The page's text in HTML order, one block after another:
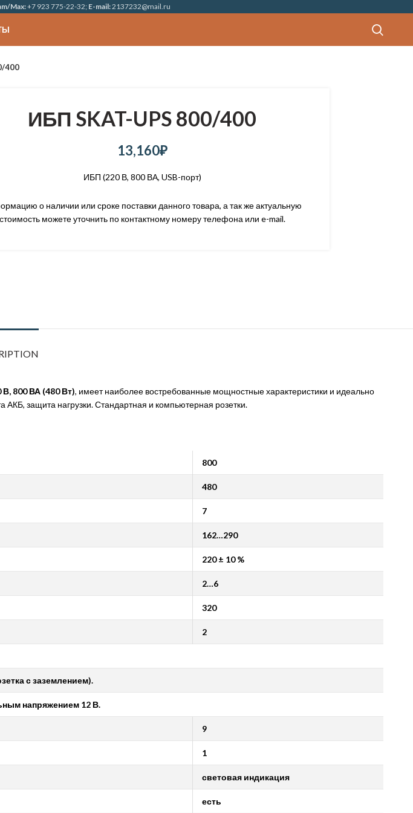
Max:+7 923 775-22-32; E-mail:2137232@mail.ru
400
ИБП SKAT-UPS 800/400
13,160₽
ИБП (220 В, 800 ВА, USB-порт)
о наличии или сроке поставки данного товара, а так же актуальную
стоимость можете уточнить по контактному номеру телефона или e-mail.
В, 800 ВА (480 Вт), имеет наиболее востребованные мощностные характеристики и идеально
защита нагрузки. Стандартная и компьютерная розетки.
800
480
7
162…290
220 ± 10 %
2…6
320
2
с заземлением).
напряжением 12 В.
9
1
световая индикация
есть